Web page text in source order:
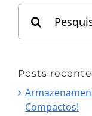
Search
for:
Posts
Compactos!